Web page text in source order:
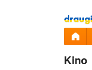
Pāriet
uz
saturu
Kino